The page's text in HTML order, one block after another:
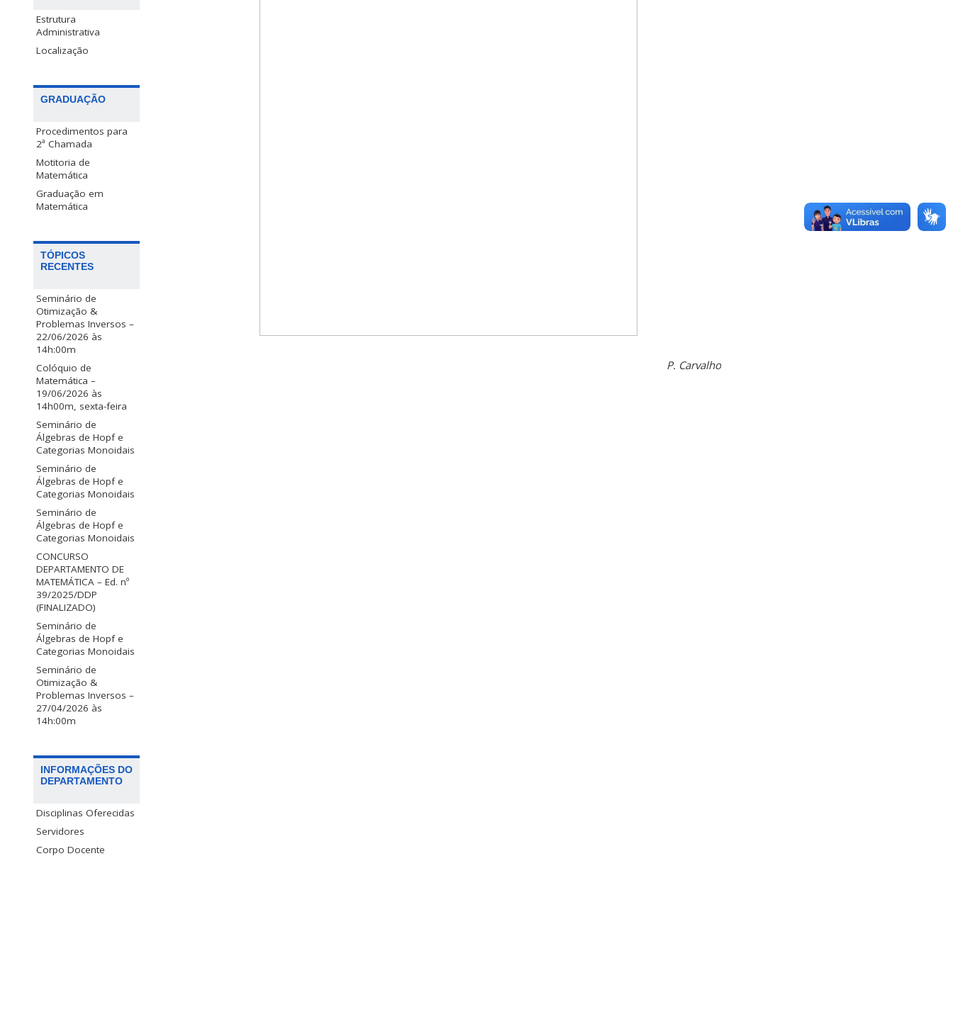
Estrutura
Administrativa
Localização
GRADUAÇÃO
Procedimentos para
2ª Chamada
Motitoria de
Matemática
Graduação em
Matemática
TÓPICOS
RECENTES
Seminário de
Otimização &
Problemas Inversos –
22/06/2026 às
14h:00m
Colóquio de
Matemática –
19/06/2026 às
14h00m, sexta-feira
Seminário de
Álgebras de Hopf e
Categorias Monoidais
Seminário de
Álgebras de Hopf e
Categorias Monoidais
Seminário de
Álgebras de Hopf e
Categorias Monoidais
CONCURSO
DEPARTAMENTO DE
MATEMÁTICA – Ed. nº
39/2025/DDP
(FINALIZADO)
Seminário de
Álgebras de Hopf e
Categorias Monoidais
Seminário de
Otimização &
Problemas Inversos –
27/04/2026 às
14h:00m
INFORMAÇÕES DO
DEPARTAMENTO
Disciplinas Oferecidas
Servidores
Corpo Docente
P. Carvalho